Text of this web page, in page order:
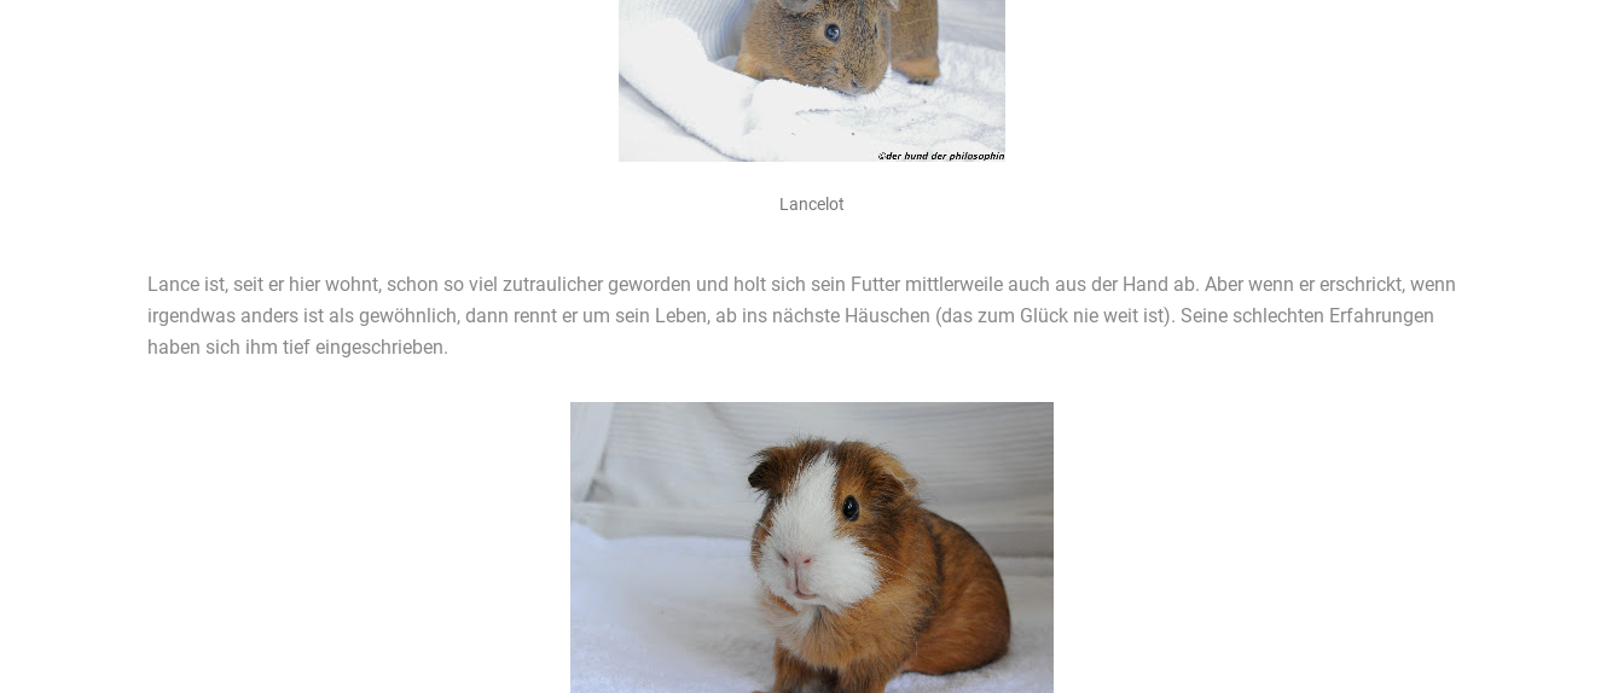
Lancelot
Lance ist, seit er hier wohnt, schon so viel zutraulicher geworden und holt sich sein Futter mittlerweile auch aus der Hand ab. Aber wenn er erschrickt, wenn
irgendwas anders ist als gewöhnlich, dann rennt er um sein Leben, ab ins nächste Häuschen (das zum Glück nie weit ist). Seine schlechten Erfahrungen
haben sich ihm tief eingeschrieben.